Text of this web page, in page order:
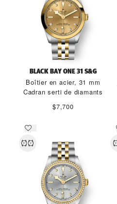
BLACK BAY ONE 31 S&G
Boîtier en acier, 31 mm
Cadran serti de diamants
$7,700